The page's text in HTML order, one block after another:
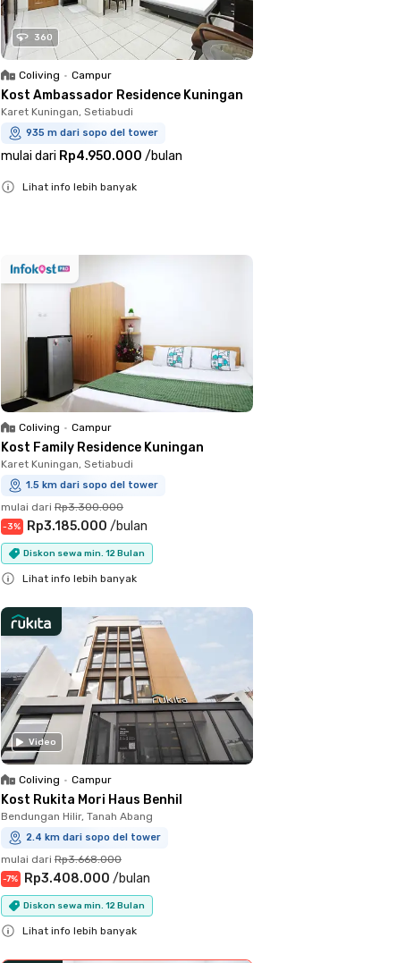
360
Coliving • Campur
Kost Ambassador Residence Kuningan
Karet Kuningan, Setiabudi
935 m dari sopo del tower
mulai dari Rp4.950.000 /bulan
Lihat info lebih banyak
Coliving • Campur
Kost Family Residence Kuningan
Karet Kuningan, Setiabudi
1.5 km dari sopo del tower
mulai dari Rp3.300.000
-3% Rp3.185.000 /bulan
Diskon sewa min. 12 Bulan
Lihat info lebih banyak
Video
Coliving • Campur
Kost Rukita Mori Haus Benhil
Bendungan Hilir, Tanah Abang
2.4 km dari sopo del tower
mulai dari Rp3.668.000
-7% Rp3.408.000 /bulan
Diskon sewa min. 12 Bulan
Lihat info lebih banyak